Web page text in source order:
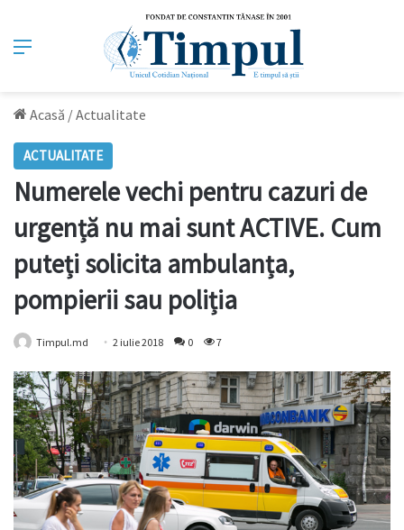
Meniu
Acasă /Actualitate
ACTUALITATE
Numerele vechi pentru cazuri de
urgență nu mai sunt ACTIVE. Cum
puteți solicita ambulanța,
pompierii sau poliția
Timpul.md 2 iulie 2018 0 7